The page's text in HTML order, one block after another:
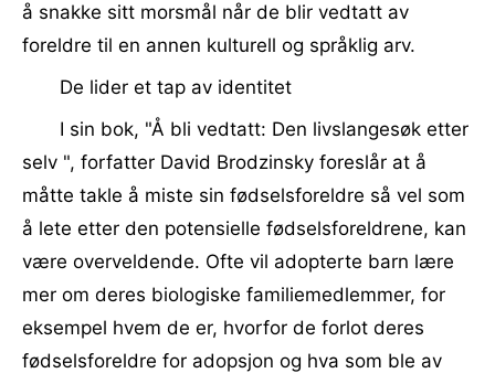
å snakke sitt morsmål når de blir vedtatt av
foreldre til en annen kulturell og språklig arv.
De lider et tap av identitet
I sin bok, "Å bli vedtatt: Den livslangesøk etter
selv ", forfatter David Brodzinsky foreslår at å
måtte takle å miste sin fødselsforeldre så vel som
å lete etter den potensielle fødselsforeldrene, kan
være overveldende. Ofte vil adopterte barn lære
mer om deres biologiske familiemedlemmer, for
eksempel hvem de er, hvorfor de forlot deres
fødselsforeldre for adopsjon og hva som ble av